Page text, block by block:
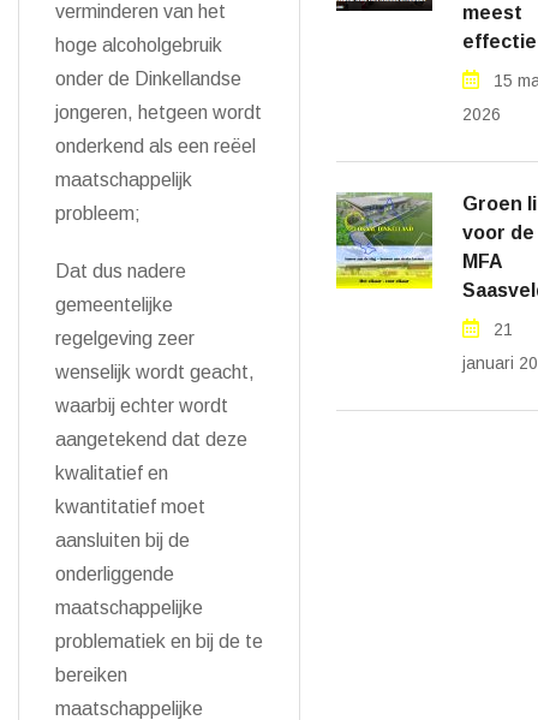
verminderen van het
hoge alcoholgebruik
onder de Dinkellandse
jongeren, hetgeen wordt
onderkend als een reëel
maatschappelijk
probleem;
Dat dus nadere
gemeentelijke
regelgeving zeer
wenselijk wordt geacht,
waarbij echter wordt
aangetekend dat deze
kwalitatief en
kwantitatief moet
aansluiten bij de
onderliggende
maatschappelijke
problematiek en bij de te
bereiken
maatschappelijke
meest
15
2026
Groen
voor de
MFA
21
januari